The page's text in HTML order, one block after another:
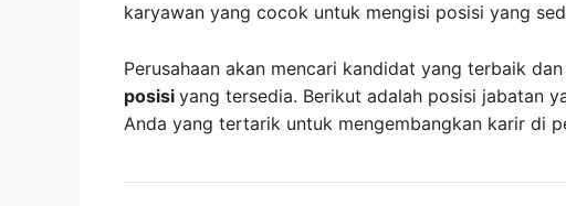
karyawan yang cocok untuk mengisi posisi yang
Perusahaan akan mencari kandidat yang terbaik
posisi yang tersedia. Berikut adalah posisi jabatan
Anda yang tertarik untuk mengembangkan karir di